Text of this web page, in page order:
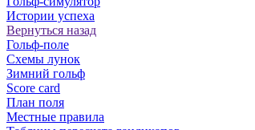
Истории успеха
Вернуться назад
Гольф-поле
Схемы лунок
Зимний гольф
Score card
План поля
Местные правила